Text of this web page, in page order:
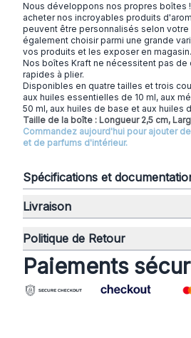
Nous développons nos propres boîtes
acheter nos incroyables produits
peuvent être personnalisés selon
également choisir parmi une grande
vos produits et les exposer en magasin.
Nos boîtes Kraft ne nécessitent pas
rapides à plier.
Disponibles en quatre tailles et trois
aux huiles essentielles de 10 ml, aux
50 ml, aux huiles de base et aux huiles
Taille de la boîte : Longueur 2,5 cm,
Commandez aujourd'hui pour ajouter
et de parfums d'intérieur.
Spécifications et
Livraison
Politique de Retour
Paiements